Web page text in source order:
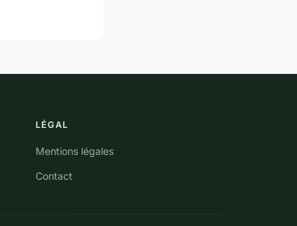
LÉGAL
Mentions légales
Contact